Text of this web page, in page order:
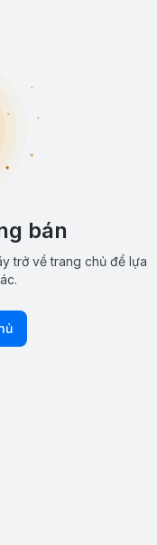
bán
trở về trang chủ để lựa